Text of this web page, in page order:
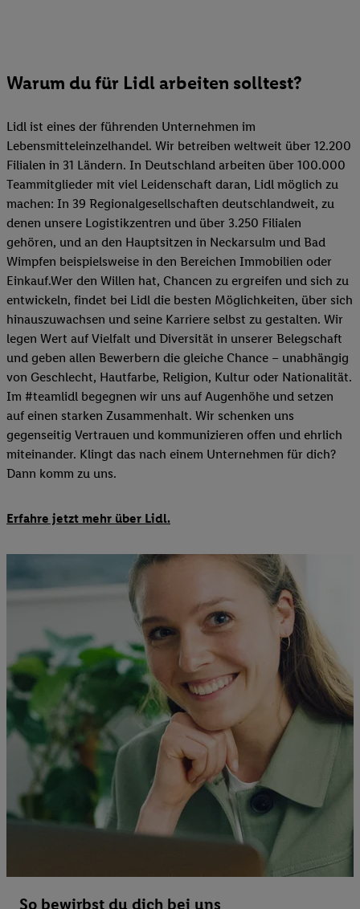
Warum du für Lidl arbeiten solltest?
Lidl ist eines der führenden Unternehmen im
Lebensmitteleinzelhandel. Wir betreiben weltweit über 12.200
Filialen in 31 Ländern. In Deutschland arbeiten über 100.000
Teammitglieder mit viel Leidenschaft daran, Lidl möglich zu
machen: In 39 Regionalgesellschaften deutschlandweit, zu
denen unsere Logistikzentren und über 3.250 Filialen
gehören, und an den Hauptsitzen in Neckarsulm und Bad
Wimpfen beispielsweise in den Bereichen Immobilien oder
Einkauf.Wer den Willen hat, Chancen zu ergreifen und sich zu
entwickeln, findet bei Lidl die besten Möglichkeiten, über sich
hinauszuwachsen und seine Karriere selbst zu gestalten. Wir
legen Wert auf Vielfalt und Diversität in unserer Belegschaft
und geben allen Bewerbern die gleiche Chance – unabhängig
von Geschlecht, Hautfarbe, Religion, Kultur oder Nationalität.
Im #teamlidl begegnen wir uns auf Augenhöhe und setzen
auf einen starken Zusammenhalt. Wir schenken uns
gegenseitig Vertrauen und kommunizieren offen und ehrlich
miteinander. Klingt das nach einem Unternehmen für dich?
Dann komm zu uns.​
Erfahre jetzt mehr über Lidl.
So bewirbst du dich bei uns